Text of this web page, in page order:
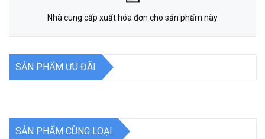
Nhà cung cấp xuất hóa đơn cho sản phẩm này
SẢN PHẨM ƯU ĐÃI
SẢN PHẨM CÙNG LOẠI